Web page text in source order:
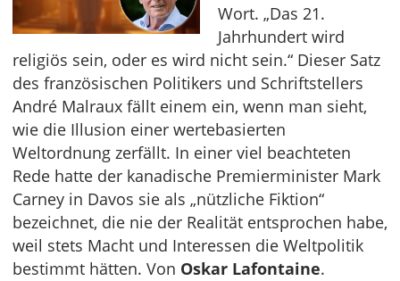
Wort. „Das 21.
Jahrhundert wird
religiös sein, oder es wird nicht sein.“ Dieser Satz
des französischen Politikers und Schriftstellers
André Malraux fällt einem ein, wenn man sieht,
wie die Illusion einer wertebasierten
Weltordnung zerfällt. In einer viel beachteten
Rede hatte der kanadische Premierminister Mark
Carney in Davos sie als „nützliche Fiktion“
bezeichnet, die nie der Realität entsprochen habe,
weil stets Macht und Interessen die Weltpolitik
bestimmt hätten. Von Oskar Lafontaine.